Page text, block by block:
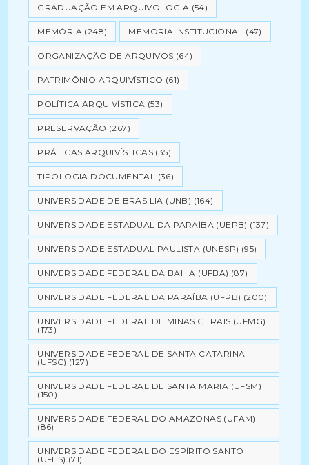
GRADUAÇÃO EM ARQUIVOLOGIA (54)
MEMÓRIA (248) MEMÓRIA INSTITUCIONAL (47)
ORGANIZAÇÃO DE ARQUIVOS (64)
PATRIMÔNIO ARQUIVÍSTICO (61)
POLÍTICA ARQUIVÍSTICA (53)
PRESERVAÇÃO (267)
PRÁTICAS ARQUIVÍSTICAS (35)
TIPOLOGIA DOCUMENTAL (36)
UNIVERSIDADE DE BRASÍLIA (UNB) (164)
UNIVERSIDADE ESTADUAL DA PARAÍBA (UEPB) (137)
UNIVERSIDADE ESTADUAL PAULISTA (UNESP) (95)
UNIVERSIDADE FEDERAL DA BAHIA (UFBA) (87)
UNIVERSIDADE FEDERAL DA PARAÍBA (UFPB) (200)
UNIVERSIDADE FEDERAL DE MINAS GERAIS (UFMG)
(173)
UNIVERSIDADE FEDERAL DE SANTA CATARINA
(UFSC) (127)
UNIVERSIDADE FEDERAL DE SANTA MARIA (UFSM)
(150)
UNIVERSIDADE FEDERAL DO AMAZONAS (UFAM)
(86)
UNIVERSIDADE FEDERAL DO ESPÍRITO SANTO
(UFES) (71)